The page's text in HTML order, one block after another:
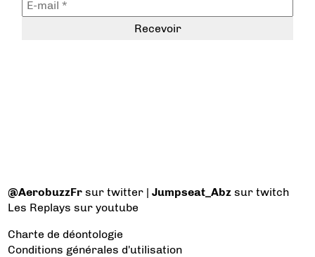
@AerobuzzFr sur twitter |Jumpseat_Abz sur twitch
Les Replays sur youtube
Charte de déontologie
Conditions générales d'utilisation